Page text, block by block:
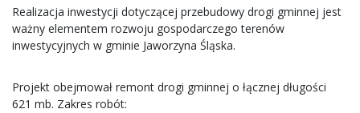
Realizacja inwestycji dotyczącej przebudowy drogi gminnej jest
ważny elementem rozwoju gospodarczego terenów
inwestycyjnych w gminie Jaworzyna Śląska.
Projekt obejmował remont drogi gminnej o łącznej długości
621 mb. Zakres robót: